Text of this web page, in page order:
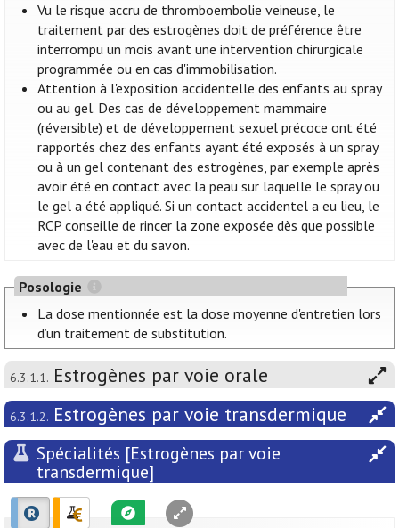
Vu le risque accru de thromboembolie veineuse, le
traitement par des estrogènes doit de préférence être
interrompu un mois avant une intervention chirurgicale
programmée ou en cas d'immobilisation.
Attention à l'exposition accidentelle des enfants au spray
ou au gel. Des cas de développement mammaire
(réversible) et de développement sexuel précoce ont été
rapportés chez des enfants ayant été exposés à un spray
ou à un gel contenant des estrogènes, par exemple après
avoir été en contact avec la peau sur laquelle le spray ou
le gel a été appliqué. Si un contact accidentel a eu lieu, le
RCP conseille de rincer la zone exposée dès que possible
avec de l'eau et du savon.
Posologie
La dose mentionnée est la dose moyenne d'entretien lors
d’un traitement de substitution.
6.3.1.1. Estrogènes par voie orale
6.3.1.2. Estrogènes par voie transdermique
Spécialités [Estrogènes par voie
transdermique]